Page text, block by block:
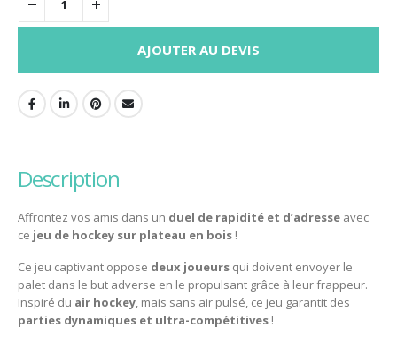
AJOUTER AU DEVIS
description
Affrontez vos amis dans un duel de rapidité et d’adresse avec
ce jeu de hockey sur plateau en bois !
Ce jeu captivant oppose deux joueurs qui doivent envoyer le
palet dans le but adverse en le propulsant grâce à leur frappeur.
Inspiré du air hockey, mais sans air pulsé, ce jeu garantit des
parties dynamiques et ultra-compétitives !